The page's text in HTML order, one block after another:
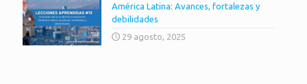
América Latina: Avances, fortalezas y
debilidades
29 agosto, 2025